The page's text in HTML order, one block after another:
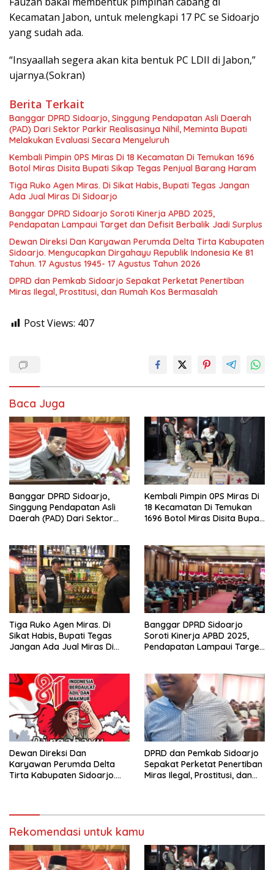
Kecamatan Jabon, untuk melengkapi 17 PC se Sidoarjo
yang sudah ada.
“Insyaallah segera akan kita bentuk PC LDII di Jabon,”
ujarnya.(Sokran)
Berita Terkait
Banggar DPRD Sidoarjo, Singgung Pendapatan Asli Daerah
(PAD) Dari Sektor Parkir Realisasinya Nihil, Meminta Bupati
Melakukan Evaluasi Secara Menyeluruh
Kembali Pimpin 0PS Miras Di 18 Kecamatan Di Temukan 1696
Botol Miras Disita Bupati Sikap Tegas Penjual Barang Haram
Tiga Ruko Agen Miras. Di Sikat Habis, Bupati Tegas Jangan
Ada Jual Miras Di Sidoarjo
Banggar DPRD Sidoarjo Soroti Kinerja APBD 2025,
Pendapatan Lampaui Target dan Defisit Berbalik Jadi Surplus
Dewan Direksi Dan Karyawan Perumda Delta Tirta Kabupaten
Sidoarjo. Mengucapkan Dirgahayu Republik Indonesia Ke 81
Tahun. 17 Agustus 1945- 17 Agustus Tahun 2026
DPRD dan Pemkab Sidoarjo Sepakat Perketat Penertiban
Miras Ilegal, Prostitusi, dan Rumah Kos Bermasalah
Post Views: 407
Baca Juga
Banggar DPRD Sidoarjo,
Singgung Pendapatan Asli
Daerah (PAD) Dari Sektor
Evaluasi Secara Menyeluruh
Kembali Pimpin 0PS Miras Di
18 Kecamatan Di Temukan
1696 Botol Miras Disita Bupati
Tiga Ruko Agen Miras. Di
Sikat Habis, Bupati Tegas
Jangan Ada Jual Miras Di
Banggar DPRD Sidoarjo
Soroti Kinerja APBD 2025,
Pendapatan Lampaui Target
Dewan Direksi Dan
Karyawan Perumda Delta
Tirta Kabupaten Sidoarjo.
Agustus Tahun 2026
DPRD dan Pemkab Sidoarjo
Sepakat Perketat Penertiban
Miras Ilegal, Prostitusi, dan
Rekomendasi untuk kamu